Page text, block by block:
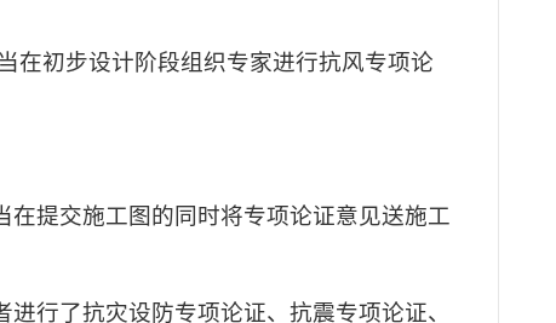
在初步设计阶段组织专家进行抗风专项论
提交施工图的同时将专项论证意见送施工
行了抗灾设防专项论证、抗震专项论证、